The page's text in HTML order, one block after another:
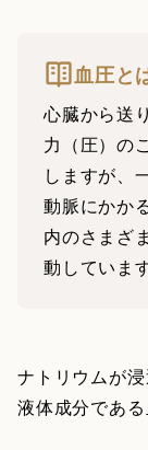
血圧と
心臓から送
力（圧）の
しますが、
動脈にかか
内のさまざ
動しています
ナトリウムが
液体成分である